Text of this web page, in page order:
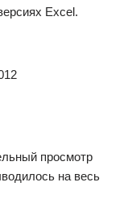
Excel.
просмотр
на весь